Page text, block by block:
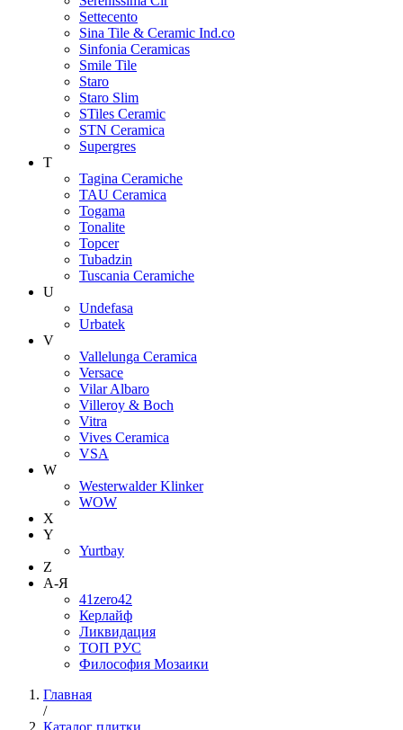
Settecento
Sina Tile & Ceramic Ind.co
Sinfonia Ceramicas
Smile Tile
Staro
Staro Slim
STiles Ceramic
STN Ceramica
Supergres
T
Tagina Ceramiche
TAU Ceramica
Togama
Tonalite
Topcer
Tubadzin
Tuscania Ceramiche
U
Undefasa
Urbatek
V
Vallelunga Ceramica
Versace
Vilar Albaro
Villeroy & Boch
Vitra
Vives Ceramica
VSA
W
Westerwalder Klinker
WOW
X
Y
Yurtbay
Z
А-Я
41zero42
Керлайф
Ликвидация
ТОП РУС
Философия Мозаики
Главная
/
Каталог плитки